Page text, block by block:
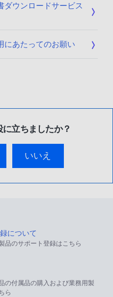
ダウンロードサービス
にあたってのお願い
立ちましたか？
いいえ
について
品のサポート登録はこちら
の付属品の購入および業務用製
ら